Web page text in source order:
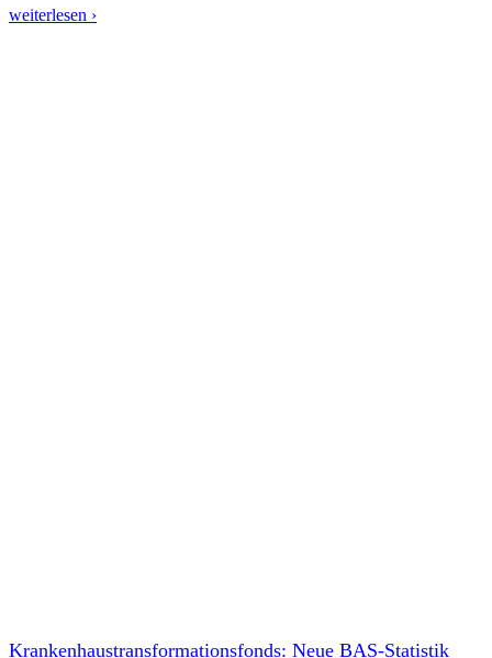
weiterlesen ›
Krankenhaustransformationsfonds: Neue BAS-Statistik